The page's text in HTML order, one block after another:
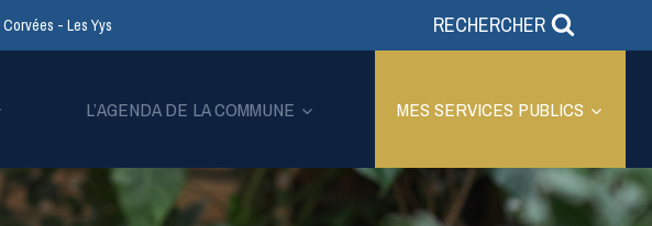
- Les Yys RECHERCHER
L’AGENDA DE LA COMMUNE MES SERVICES PUBLICS